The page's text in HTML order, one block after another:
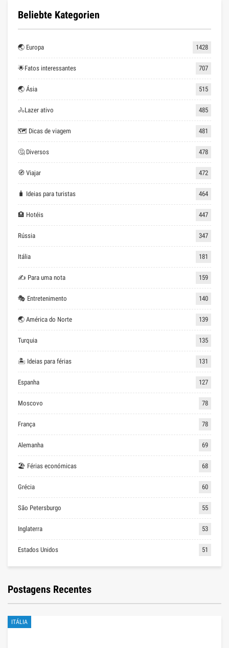
Beliebte Kategorien
🌏 Europa 1428
🌟Fatos interessantes 707
🌏 Ásia 515
🚴Lazer ativo 485
🗺 Dicas de viagem 481
🤔 Diversos 478
🧭 Viajar 472
🧳 Ideias para turistas 464
🏨 Hotéis 447
Rússia 347
Itália 181
✍ Para uma nota 159
🎭 Entretenimento 140
🌏 América do Norte 139
Turquia 135
🏝 Ideias para férias 131
Espanha 127
Moscovo 78
França 78
Alemanha 69
🏖 Férias económicas 68
Grécia 60
São Petersburgo 55
Inglaterra 53
Estados Unidos 51
Postagens Recentes
ITÁLIA